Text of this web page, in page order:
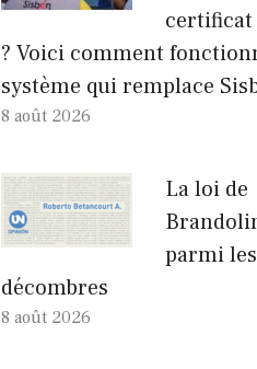
certificat
? Voici comment
système qui remplace
8 août 2026
La loi de
parmi les
décombres
8 août 2026